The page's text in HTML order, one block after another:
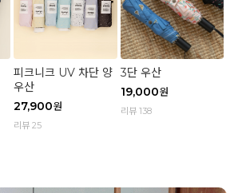
피크니크 UV 차단 양
우산
27,900원
리뷰 25
3단 우산
19,000원
리뷰 138